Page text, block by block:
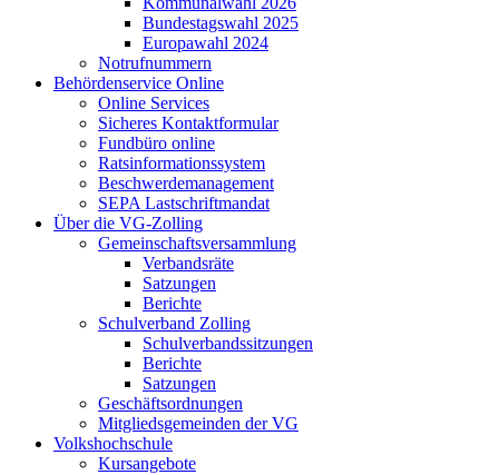
Bundestagswahl 2025
Europawahl 2024
Notrufnummern
Behördenservice Online
Online Services
Sicheres Kontaktformular
Fundbüro online
Ratsinformationssystem
Beschwerdemanagement
SEPA Lastschriftmandat
Über die VG-Zolling
Gemeinschaftsversammlung
Verbandsräte
Satzungen
Berichte
Schulverband Zolling
Schulverbandssitzungen
Berichte
Satzungen
Geschäftsordnungen
Mitgliedsgemeinden der VG
Volkshochschule
Kursangebote